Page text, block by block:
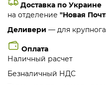
Доставка по Украине
на отделение "Новая
Деливери — для
Оплата
Наличный расчет
Безналичный НДС